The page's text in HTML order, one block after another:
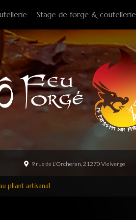
Stage de forge & coutellerie
9 rue de L'Orcheran, 21270 Vielverge
pliant artisanal